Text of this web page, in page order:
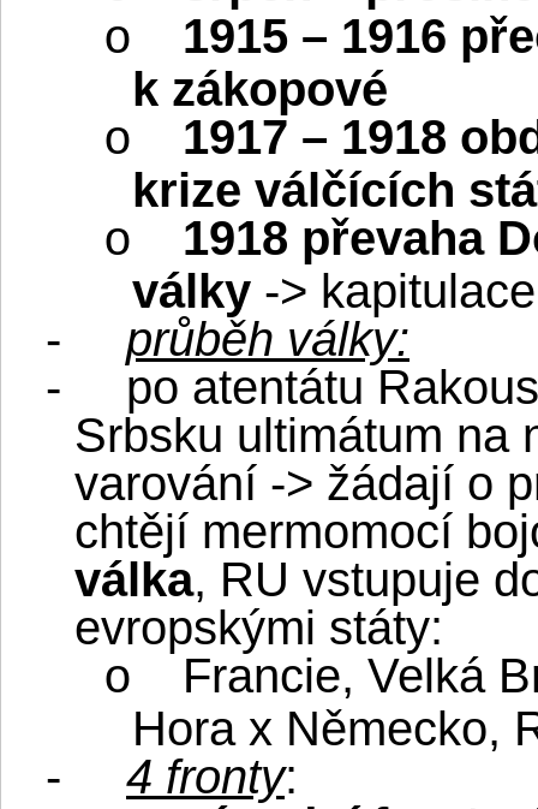
o
1915 – 1916
k zákopové
o
1917 – 1918
krize válčících
o
1918 převaha
války ->
-
průběh války:
-
po atentátu
Srbsku ultimátum na
varování -> žádají o
chtějí mermomocí
válka, RU vstupuje
evropskými státy:
o
Francie, Velká
Hora x Německo,
-
4 fronty: